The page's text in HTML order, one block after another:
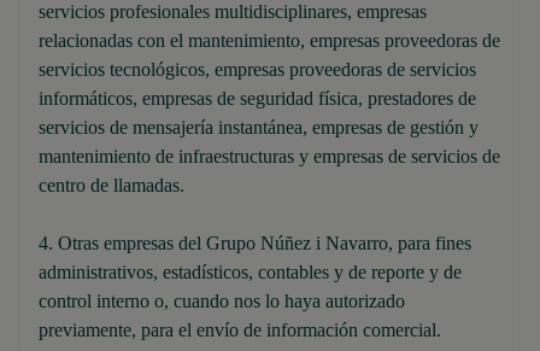
servicios profesionales multidisciplinares, empresas
relacionadas con el mantenimiento, empresas proveedoras de
servicios tecnológicos, empresas proveedoras de servicios
informáticos, empresas de seguridad física, prestadores de
servicios de mensajería instantánea, empresas de gestión y
mantenimiento de infraestructuras y empresas de servicios de
centro de llamadas.
4. Otras empresas del Grupo Núñez i Navarro, para fines
administrativos, estadísticos, contables y de reporte y de
control interno o, cuando nos lo haya autorizado
previamente, para el envío de información comercial.